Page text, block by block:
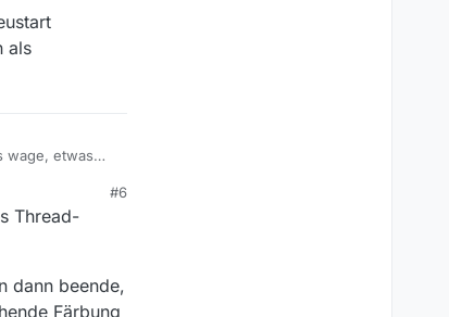
als
wage, etwas
zu
Menü gehen
Fenster dafür
MV-Neustart …
das eine
längeres
#6
Thread-
dann beende,
Färbung